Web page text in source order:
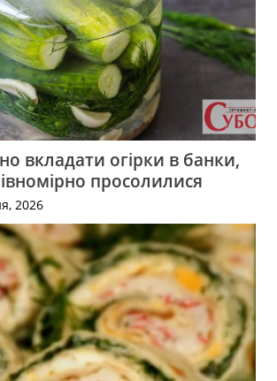
вкладати огірки в банки,
просолилися
2026